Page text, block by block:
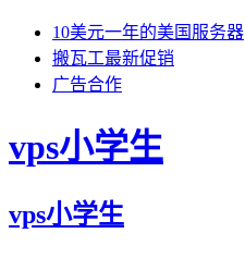
10美元一年的美国服务器
搬瓦工最新促销
广告合作
vps小学生
vps小学生